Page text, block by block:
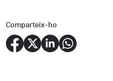
Comparteix-ho